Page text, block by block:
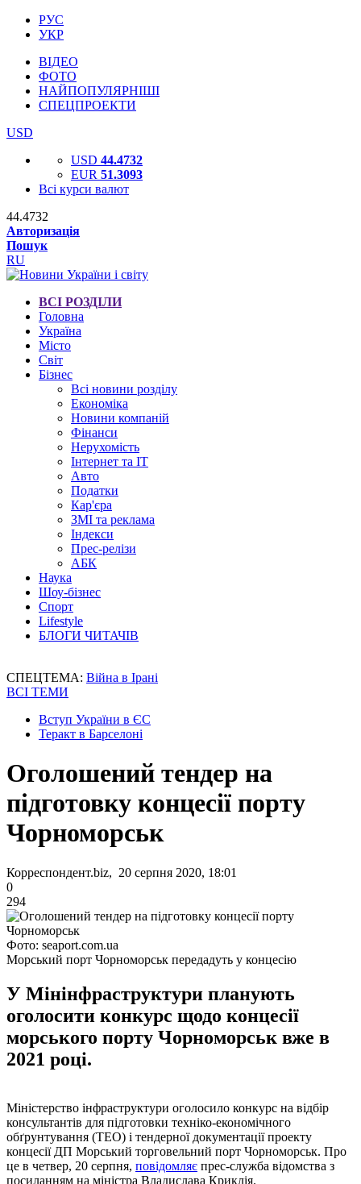
РУС
УКР
ВІДЕО
ФОТО
НАЙПОПУЛЯРНІШІ
СПЕЦПРОЕКТИ
USD
USD 44.4732
EUR 51.3093
Всі курси валют
44.4732
Авторизація
Пошук
RU
ВСІ РОЗДІЛИ
Головна
Україна
Місто
Світ
Бізнес
Всі новини розділу
Економіка
Новини компаній
Фінанси
Нерухомість
Інтернет та IT
Авто
Податки
Кар'єра
ЗМІ та реклама
Індекси
Прес-релізи
АБК
Наука
Шоу-бізнес
Спорт
Lifestyle
БЛОГИ ЧИТАЧІВ
СПЕЦТЕМА: Війна в Ірані
ВСІ ТЕМИ
Вступ України в ЄС
Теракт в Барселоні
Оголошений тендер на
підготовку концесії порту
Чорноморськ
Корреспондент.biz, 20 серпня 2020, 18:01
0
294
Фото: seaport.com.ua
Морський порт Чорноморськ передадуть у концесію
У Мінінфраструктури планують
оголосити конкурс щодо концесії
морського порту Чорноморськ вже в
2021 році.
Міністерство інфраструктури оголосило конкурс на відбір
консультантів для підготовки техніко-економічного
обґрунтування (ТЕО) і тендерної документації проекту
концесії ДП Морський торговельний порт Чорноморськ. Про
це в четвер, 20 серпня, повідомляє прес-служба відомства з
посиланням на міністра Владислава Криклія.